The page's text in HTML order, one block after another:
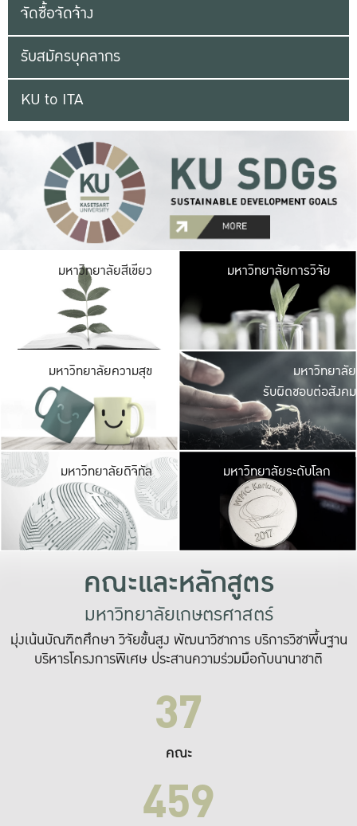
จัดซื้อจัดจ้าง
รับสมัครบุคลากร
KU to ITA
มหาวิทยาลัยสีเขียว มหาวิ
มีพื้นที่เขียวสดใส
เป็นป่าในเมือง เกษต
มหาวิทยาลัยการวิจัย
มหาวิทยาลัยความสุข มหาวิ
ค
เปิดประ
และพบเรื่องราวใ
มหาวิทยาลัย
รับผิดชอบต่อสังคม
มหาวิทยาลัยดิจิทัล มหาวิ
เปลี่ยนแปลง แล
เพื่อทำง
ระบบสารสนเทศ
มหาวิทยาลัยระดับโลก
คณะและหลักสูตร
มหาวิทยาลัยเกษตรศาสตร์
มุ่งเน้นบัณฑิตศึกษา วิจัยขั้นสูง พัฒนาวิชาการ บริการวิชาพื้นฐาน
บริหารโครงการพิเศษ ประสานความร่วมมือกับนานาชาติ
37
คณะ
459